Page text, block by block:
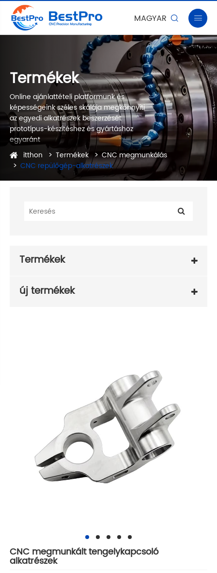
MAGYAR  
Termékek
Online ajánlattételi platformunk és
képességeink széles skálája megkönnyíti
az egyedi alkatrészek beszerzését
prototípus-készítéshez és gyártáshoz
egyaránt
itthon
Termékek
CNC megmunkálás
CNC repülőgép-alkatrészek
Termékek
új termékek
CNC megmunkált tengelykapcsoló
alkatrészek